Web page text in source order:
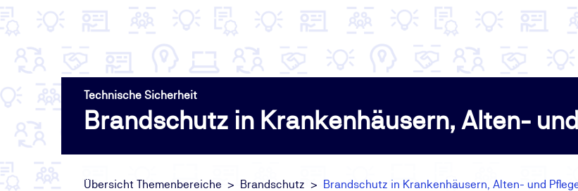
Technische Sicherheit
Brandschutz in Krankenhäusern, Alten-
Übersicht Themenbereiche Brandschutz Brandschutz in Krankenhäusern, Alten- und